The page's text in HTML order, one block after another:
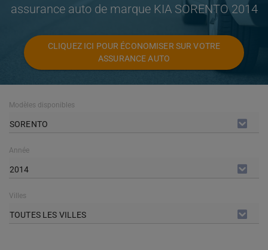
assurance auto de marque KIA SORENTO 2014
CLIQUEZ ICI POUR ÉCONOMISER SUR VOTRE
ASSURANCE AUTO
Modèles disponibles
SORENTO
Année
2014
Villes
TOUTES LES VILLES